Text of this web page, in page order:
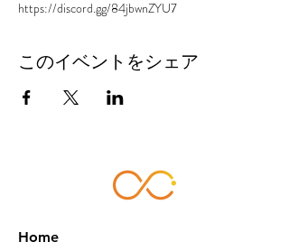
https://discord.gg/84jbwnZYU7
このイベントをシェア
Home